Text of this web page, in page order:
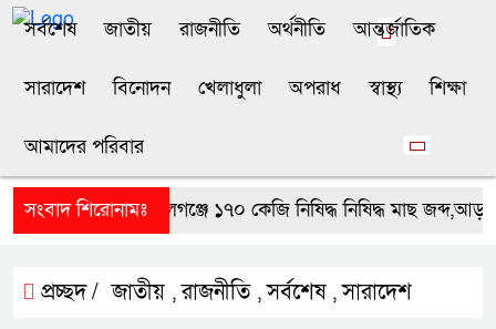
সর্বশেষ জাতীয় রাজনীতি অর্থনীতি আন্তর্জাতিক
সারাদেশ বিনোদন খেলাধুলা অপরাধ স্বাস্থ্য শিক্ষা
আমাদের পরিবার
সংবাদ শিরোনামঃগোপালগঞ্জে ১৭০ কেজি নিষিদ্ধ নিষিদ্ধ মাছ
প্রচ্ছদ / জাতীয় ,রাজনীতি ,সর্বশেষ ,সারাদেশ